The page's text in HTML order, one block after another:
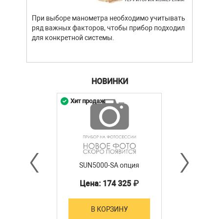
При выборе манометра необходимо учитывать
ряд важных факторов, чтобы прибор подходил
для конкретной системы.
НОВИНКИ
SUN5000-SA опция
Цена: 174 325 ₽
В КОРЗИНУ
Хит продаж